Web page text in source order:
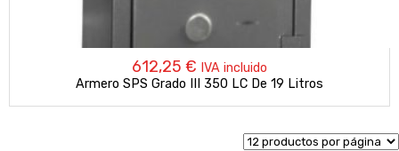
612,25 € IVA incluido
Armero SPS Grado III 350 LC De 19 Litros